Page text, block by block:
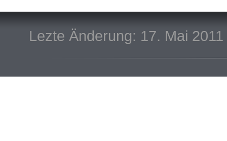
Lezte Änderung: 17. Mai